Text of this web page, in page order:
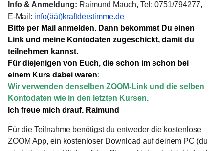
Info & Anmeldung: Raimund Mauch, Tel: 0751/794277,
E-Mail: info(äät)kraftderstimme.de
Bitte per Mail anmelden. Dann bekommst Du einen
Link und meine Kontodaten zugeschickt, damit du
teilnehmen kannst.
Für diejenigen von Euch, die schon im schon bei
einem Kurs dabei waren:
Wir verwenden denselben ZOOM-Link und die selben
Kontodaten wie in den letzten Kursen.
Ich freue mich drauf, Raimund
Für die Teilnahme benötigst du entweder die kostenlose
ZOOM App, ein kostenloser Download auf deinem PC (du